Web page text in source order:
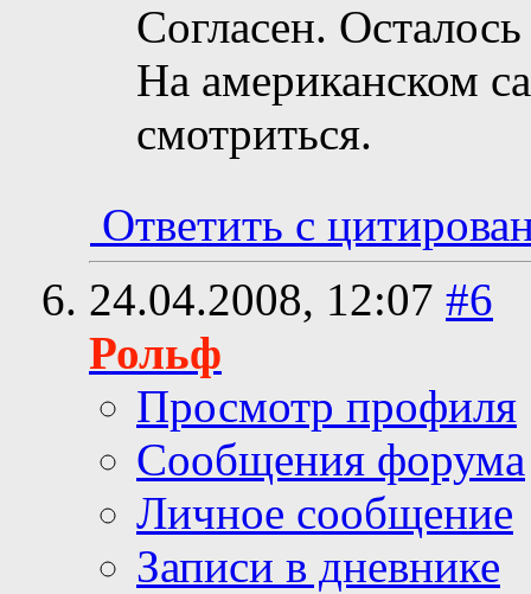
Согласен.
На американском
смотриться.
Ответить с
24.04.2008, 12:07 #6
Рольф
Просмотр профиля
Сообщения форума
Личное сообщение
Записи в дневнике